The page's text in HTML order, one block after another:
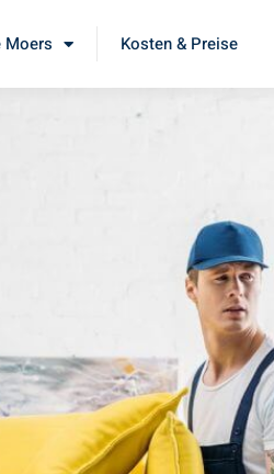
Moers Kosten & Preise